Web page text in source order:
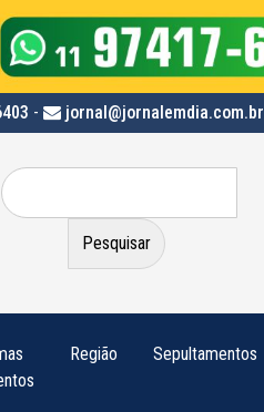
- jornal@jornalemdia.com.br
Pesquisar
por:
Região Sepultamentos